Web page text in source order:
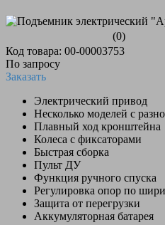
(0)
Код товара: 00-00003753
По запросу
Заказать
Электрический привод
Несколько моделей с
Плавный ход кронштейна
Колеса с фиксаторами
Быстрая сборка
Пульт ДУ
Функция ручного спуска
Регулировка опор по
Защита от перегрузки
Аккумуляторная батарея